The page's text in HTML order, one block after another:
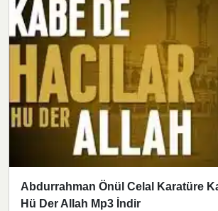
Abdurrahman Önül Celal Karatüre
Hü Der Allah Mp3 İndir